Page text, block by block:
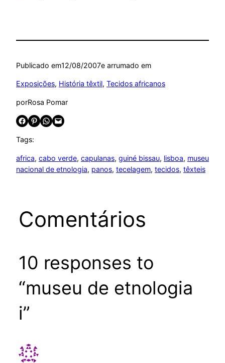
Publicado em12/08/2007e arrumado em
Exposições, História têxtil, Tecidos africanos
porRosa Pomar
Share on Facebook Share on Pinterest Share on WhatsApp Email this Page
Tags:
africa, cabo verde, capulanas, guiné bissau, lisboa, museu
nacional de etnologia, panos, tecelagem, tecidos, têxteis
Comentários
10 responses to
“museu de etnologia
i”